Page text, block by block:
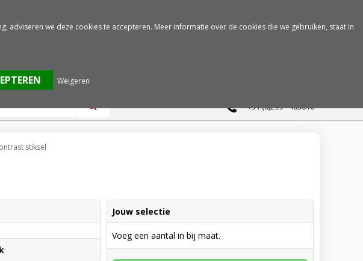
+31 (0)299 - 463610
stiksel
Jouw selectie
Voeg een aantal in bij maat.
we deze cookies te accepteren. Meer informatie over de cookies die we gebruiken, staat in
Weigeren